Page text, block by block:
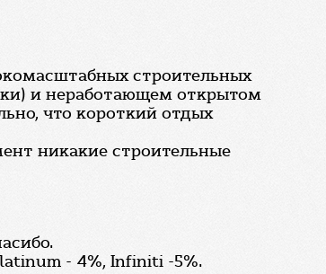
строительных
и неработающем открытом
что короткий отдых
никакие строительные
- 4%, Infiniti -5%.